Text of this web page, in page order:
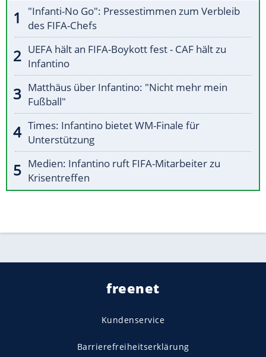
"Infanti-No Go": Pressestimmen zum Verbleib
des FIFA-Chefs
UEFA hält an FIFA-Boykott fest - CAF hält zu
Infantino
Matthäus über Infantino: "Nicht mehr mein
Fußball"
Times: Infantino bietet WM-Finale für
Unterstützung
Medien: Infantino ruft FIFA-Mitarbeiter zu
Krisentreffen
freenet
Kundenservice
Barrierefreiheitserklärung